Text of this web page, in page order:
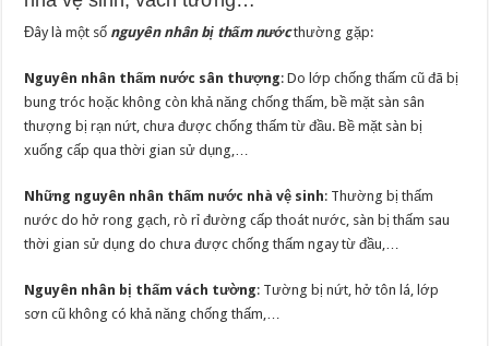
Đây là một số nguyên nhân bị thấm nướcthường gặp:
Nguyên nhân thấm nước sân thượng: Do lớp chống thấm cũ đã bị
bung tróc hoặc không còn khả năng chống thấm, bề mặt sàn sân
thượng bị rạn nứt, chưa được chống thấm từ đầu. Bề mặt sàn bị
xuống cấp qua thời gian sử dụng,…
Những nguyên nhân thấm nước nhà vệ sinh: Thường bị thấm
nước do hở rong gạch, rò rỉ đường cấp thoát nước, sàn bị thấm sau
thời gian sử dụng do chưa được chống thấm ngay từ đầu,…
Nguyên nhân bị thấm vách tường: Tường bị nứt, hở tôn lá, lớp
sơn cũ không có khả năng chống thấm,…